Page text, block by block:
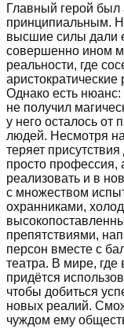
Главный герой
принципиальным.
высшие силы дали
совершенно ином
реальности, где
Однако есть
не получил
у него осталось
людей. Несмотря
теряет
просто профессия,
реализовать и в
с множеством
охранниками,
препятствиями,
персон вместе с
театра. В мире,
придётся
чтобы добиться
новых реалий.
чуждом ему